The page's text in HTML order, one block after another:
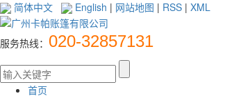
简体中文 English | 网站地图 | RSS | XML
服务热线： 020-32857131
首页